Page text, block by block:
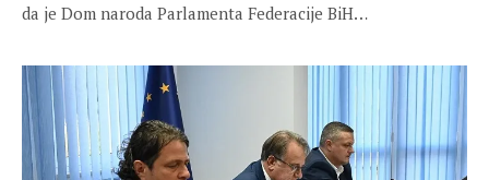
da je Dom naroda Parlamenta Federacije BiH…